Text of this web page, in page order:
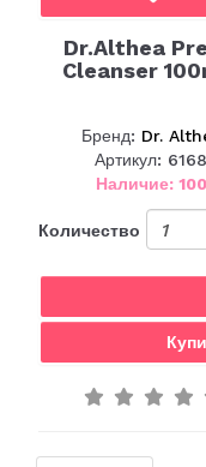
Dr.Althea
Cleanser
Бренд: Dr.
Артикул: 6168
Наличие: 100
Количество